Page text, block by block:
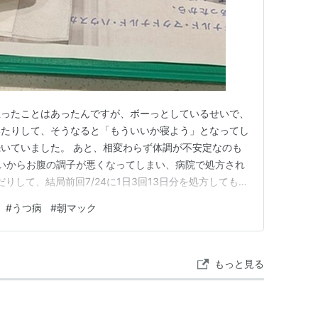
たことはあったんですが、ボーっとしているせいで、
りして、そうなると「もういいか寝よう」となってし
ていました。 あと、相変わらず体調が不安定なのも
からお腹の調子が悪くなってしまい、病院で処方され
りして、結局前回7/24に1日3回13日分を処方してもら
、やっぱり貰っておいてよかったなぁと思った。お腹
ませんでした。…
#うつ病 #朝マック
もっと見る